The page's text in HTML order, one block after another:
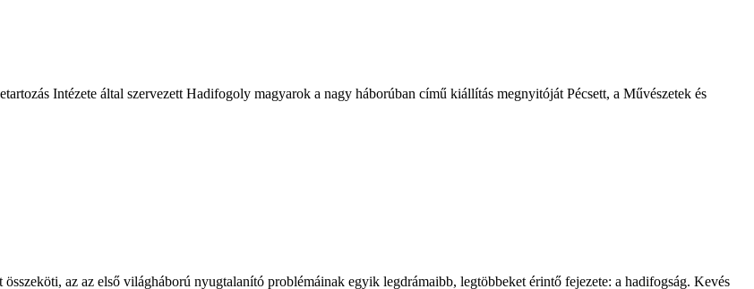
Intézete által szervezett Hadifogoly magyarok a nagy háborúban című kiállítás megnyitóját Pécsett, a Művészetek és
az az első világháború nyugtalanító problémáinak egyik legdrámaibb, legtöbbeket érintő fejezete: a hadifogság. Kevés